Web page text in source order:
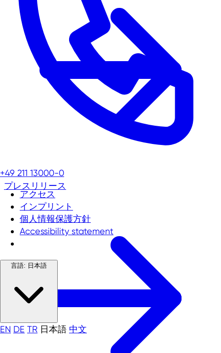
プレスリリース
+49 211 13000-0
アクセス
インプリント
個人情報保護方針
Accessibility statement
言語: 日本語
EN DE TR 日本語 中文